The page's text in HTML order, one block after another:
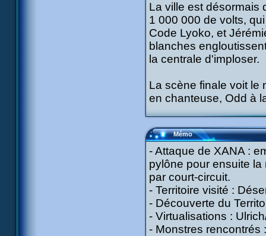
La ville est désormais
1 000 000 de volts,
Code Lyoko, et
blanches
la centrale d'imploser.
La scène finale voit le
en chanteuse, Odd à
Mémo
- Attaque de XANA :
pylône pour ensuite
par court-circuit.
- Territoire visité :
- Découverte du
- Virtualisations :
- Monstres rencontrés